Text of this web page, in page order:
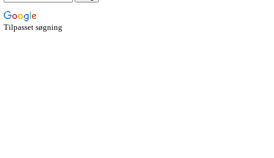
Tilpasset søgning